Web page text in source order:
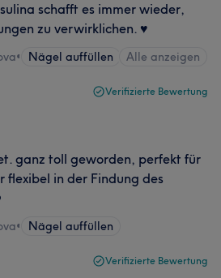
schafft es immer wieder,
zu verwirklichen. ♥️
• Nägel auffüllen Alle anzeigen
Verifizierte Bewertung
ganz toll geworden, perfekt für
flexibel in der Findung des
• Nägel auffüllen
Verifizierte Bewertung